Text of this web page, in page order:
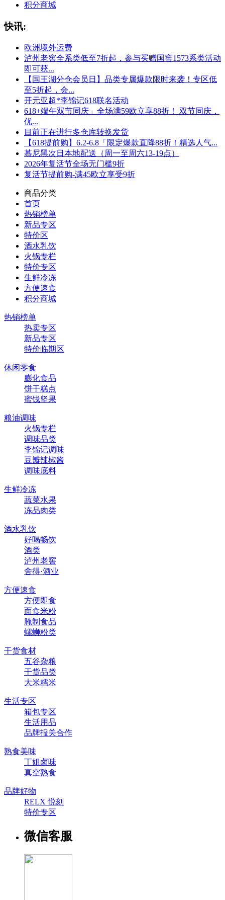
积分商城
快讯:
欧洲境外运费
泸州老窖全系类低至7折起，参与买赠国窖1573系类活动
即可获...
【国王湖分仓会员日】品类专属爆款限时来袭！专区低
至5折起，会...
开元亚超*李锦记618联名活动
618+端午双节同庆」全场满59欧立享88折！ 双节同庆，
优...
目前正在进行多仓库转换发货
【618提前购】6.2-6.8「限定爆款直降88折！精选人气...
慕尼黑次日本地配送（周一至周六13-19点）
2026年复活节全场无门槛9折
复活节提前购-满45欧立享受9折
商品分类
首页
热销榜单
新品专区
特价区
酒水乳饮
火锅专栏
特价专区
生鲜冷冻
方便速食
积分商城
热销榜单
热卖专区
新品专区
特价临期区
休闲零食
膨化食品
饼干糕点
蜜饯坚果
粮油调味
火锅专栏
调味品类
李锦记调味
豆瓣辣椒酱
调味底料
生鲜冷冻
蔬菜水果
冻品肉类
酒水乳饮
好喝畅饮
酒类
泸州老窖
舍得·酒业
方便速食
方便即食
面食米粉
腌制食品
螺蛳粉类
干货食材
五谷杂粮
干货品类
大米糯米
生活专区
箱包专区
生活用品
品牌报关合作
熟食美味
丁姐卤味
真空熟食
品牌好物
RELX 悦刻
特价专区
微信客服